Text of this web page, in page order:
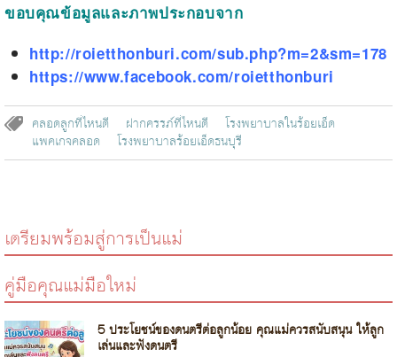
ขอบคุณข้อมูลและภาพประกอบจาก
http://roietthonburi.com/sub.php?m=2&sm=178
https://www.facebook.com/roietthonburi
คลอดลูกที่ไหนดี ฝากครรภ์ที่ไหนดี
โรงพยาบาลในร้อยเอ็ด
แพคเกจคลอด
โรงพยาบาลร้อยเอ็ดธนบุรี
เตรียมพร้อมสู่การเป็นแม่
คู่มือคุณแม่มือใหม่
5 ประโยชน์ของดนตรีต่อลูกน้อย คุณแม่ควรสนับสนุน ให้ลูก
เล่นและฟังดนตรี